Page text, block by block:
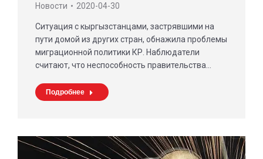
Новости 2020-04-30
Ситуация с кыргызстанцами, застрявшими на
пути домой из других стран, обнажила проблемы
миграционной политики КР. Наблюдатели
считают, что неспособность правительства…
Подробнее